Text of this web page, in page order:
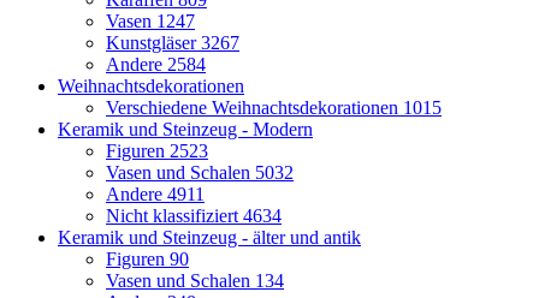
Vasen 1247
Kunstgläser3267
Andere 2584
Weihnachtsdekorationen
Verschiedene Weihnachtsdekorationen 1015
Keramik und Steinzeug - Modern
Figuren 2523
Vasen und Schalen 5032
Andere 4911
Nicht klassifiziert 4634
Keramik und Steinzeug - älter und antik
Figuren 90
Vasen und Schalen 134